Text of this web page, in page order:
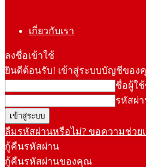
เกี่ยวกับเรา
ลงชื่อเข้าใช้
ยินดีต้อนรับ! เข้าสู่ระบบบัญชีของ
ชื่อผู้ใ
รหัสผ่
ลืมรหัสผ่านหรือไม่? ขอความช่วย
กู้คืนรหัสผ่าน
กู้คืนรหัสผ่านของคุณ